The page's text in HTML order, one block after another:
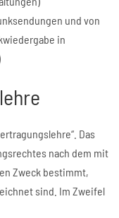
und von
in
Das
nach dem mit
Zweck bestimmt,
sind. Im Zweifel